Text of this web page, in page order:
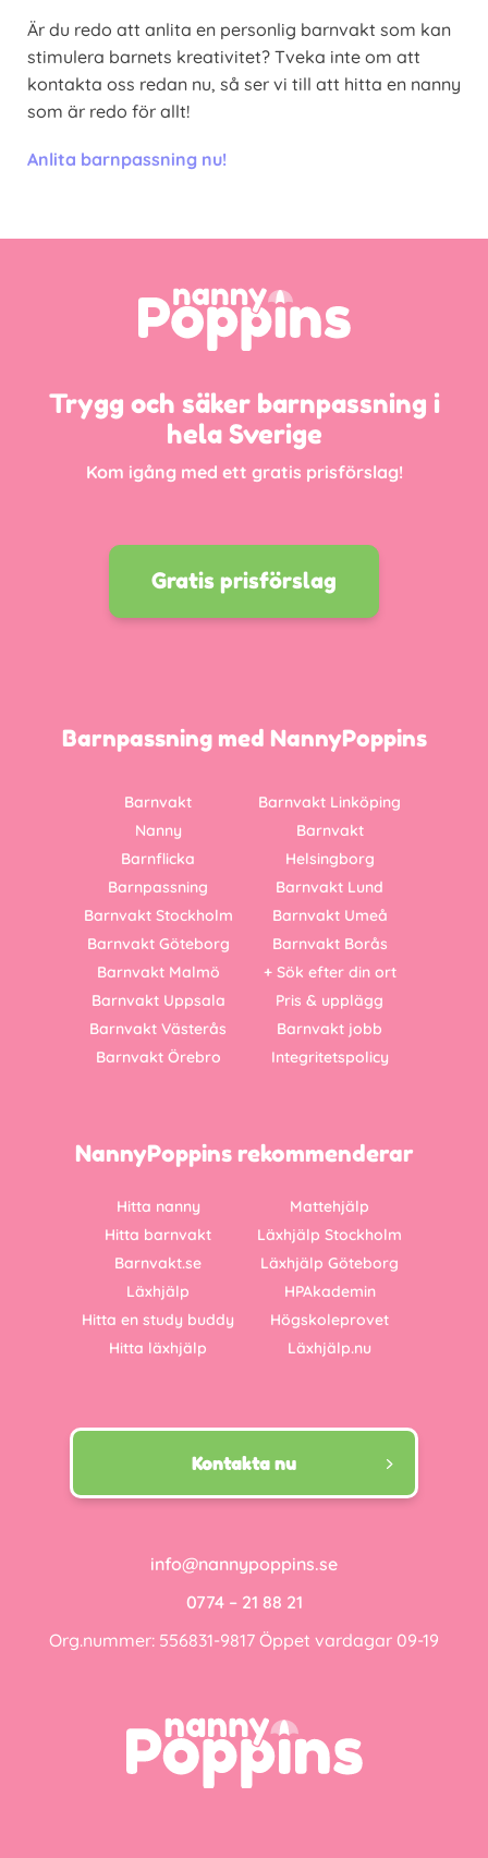
Är du redo att anlita en personlig barnvakt som kan
stimulera barnets kreativitet? Tveka inte om att
kontakta oss redan nu, så ser vi till att hitta en nanny
som är redo för allt!
Anlita barnpassning nu!
Trygg och säker barnpassning i
hela Sverige
Kom igång med ett gratis prisförslag!
Gratis prisförslag
Barnpassning med NannyPoppins
Barnvakt
Nanny
Barnflicka
Barnpassning
Barnvakt Stockholm
Barnvakt Göteborg
Barnvakt Malmö
Barnvakt Uppsala
Barnvakt Västerås
Barnvakt Örebro
Barnvakt Linköping
Barnvakt
Helsingborg
Barnvakt Lund
Barnvakt Umeå
Barnvakt Borås
+ Sök efter din ort
Pris & upplägg
Barnvakt jobb
Integritetspolicy
NannyPoppins rekommenderar
Hitta nanny
Hitta barnvakt
Barnvakt.se
Läxhjälp
Hitta en study buddy
Hitta läxhjälp
Mattehjälp
Läxhjälp Stockholm
Läxhjälp Göteborg
HPAkademin
Högskoleprovet
Läxhjälp.nu
info@nannypoppins.se
0774 – 21 88 21
Org.nummer: 556831-9817 Öppet vardagar 09-19
Kontakta nu